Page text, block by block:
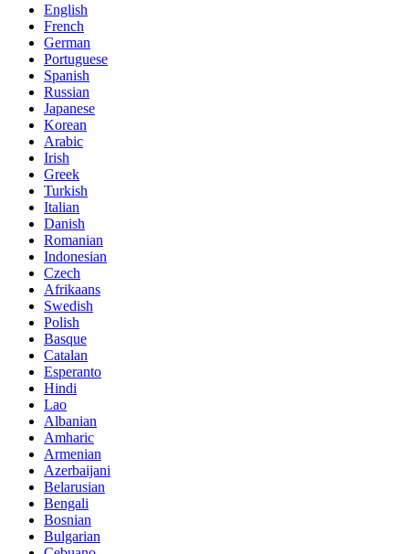
English
French
German
Portuguese
Spanish
Russian
Japanese
Korean
Arabic
Irish
Greek
Turkish
Italian
Danish
Romanian
Indonesian
Czech
Afrikaans
Swedish
Polish
Basque
Catalan
Esperanto
Hindi
Lao
Albanian
Amharic
Armenian
Azerbaijani
Belarusian
Bengali
Bosnian
Bulgarian